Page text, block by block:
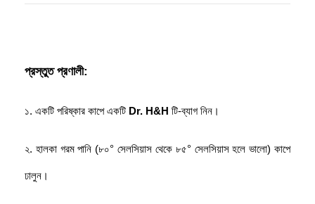
প্রস্তুত প্রণালী:
১. একটি পরিষ্কার কাপে একটি Dr. H&H টি-ব্যাগ নিন।
২. হালকা গরম পানি (৮০° সেলসিয়াস থেকে ৮৫° সেলসিয়াস হলে ভালো) কাপে
ঢালুন।